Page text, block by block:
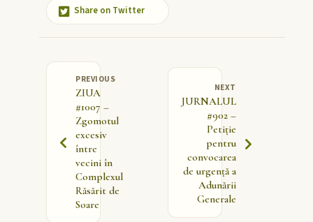
Share on Twitter
PREVIOUS
ZIUA
#1007 –
Zgomotul
excesiv
între
vecini în
Complexul
Răsărit de
Soare
NEXT
JURNALUL
#902 –
Petiție
pentru
convocarea
de urgență a
Adunării
Generale